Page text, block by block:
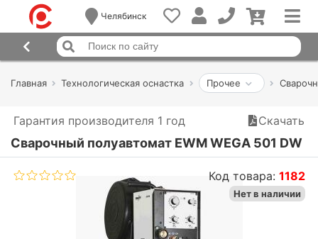
Челябинск
Главная Технологическая оснастка Прочее
Гарантия производителя 1 год Скачать
Сварочный полуавтомат EWM WEGA 501 DW
Код товара:1182
Нет в наличии